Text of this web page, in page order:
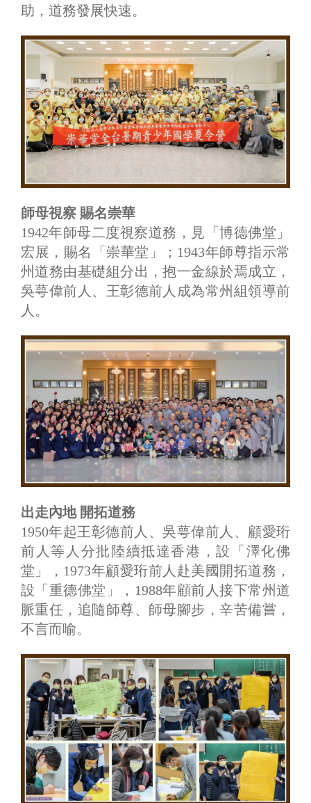
助，道務發展快速。
師母視察 賜名崇華
1942年師母二度視察道務，見「博德佛堂」
宏展，賜名「崇華堂」；1943年師尊指示常
州道務由基礎組分出，抱一金線於焉成立，
吳萼偉前人、王彰德前人成為常州組領導前
人。
出走內地 開拓道務
1950年起王彰德前人、吳萼偉前人、顧愛珩
前人等人分批陸續抵達香港，設「澤化佛
堂」，1973年顧愛珩前人赴美國開拓道務，
設「重德佛堂」，1988年顧前人接下常州道
脈重任，追隨師尊、師母腳步，辛苦備嘗，
不言而喻。